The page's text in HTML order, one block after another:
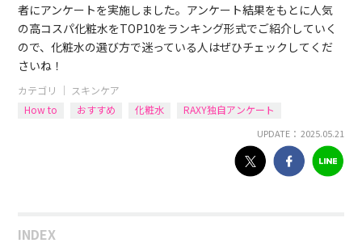
者にアンケートを実施しました。アンケート結果をもとに人気
の高コスパ化粧水をTOP10をランキング形式でご紹介していく
ので、化粧水の選び方で迷っている人はぜひチェックしてくだ
さいね！
カテゴリ ｜ スキンケア
How to
おすすめ 化粧水 RAXY独自アンケート
UPDATE： 2025.05.21
INDEX